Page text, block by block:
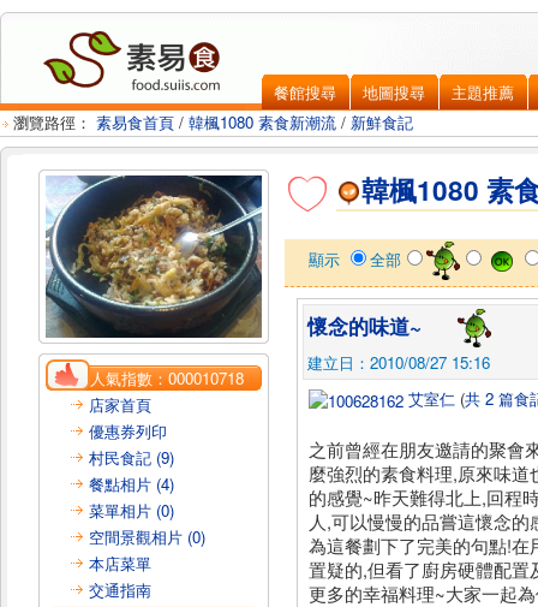
餐館搜尋 地圖搜尋
主題推薦
瀏覽路徑： 素易食首頁 / 韓楓1080 素食新潮流 / 新鮮食記
人氣指數：000010718
店家首頁
優惠券列印
村民食記 (9)
餐點相片 (4)
菜單相片 (0)
空間景觀相片 (0)
本店菜單
交通指南
韓楓1080 素
顯示 全部
懷念的味道~
建立日：2010/08/27 15:16
艾室仁 (共 2 篇食
之前曾經在朋友邀請的聚會
麼強烈的素食料理,原來味
的感覺~昨天難得北上,回程
人,可以慢慢的品嘗這懷念
為這餐劃下了完美的句點!
置疑的,但看了廚房硬體配
更多的幸福料理~大家一起